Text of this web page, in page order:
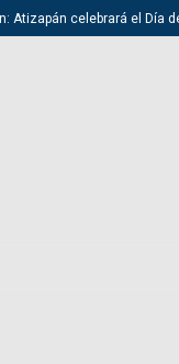
celebrará el Día de